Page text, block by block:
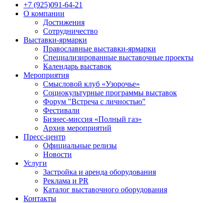
+7 (925)091-64-21
О компании
Достижения
Сотрудничество
Выставки-ярмарки
Православные выставки-ярмарки
Специализированные выставочные проекты
Календарь выставок
Мероприятия
Смысловой клуб «Узорочье»
Социокультурные программы выставок
Форум "Встреча с личностью"
Фестивали
Бизнес-миссия «Полный газ»
Архив мероприятий
Пресс-центр
Официальные релизы
Новости
Услуги
Застройка и аренда оборудования
Реклама и PR
Каталог выставочного оборудования
Контакты